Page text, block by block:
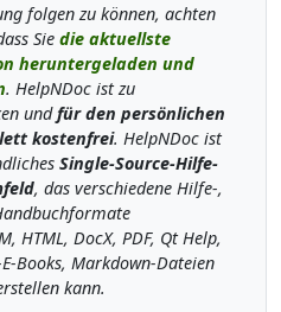
folgen zu können, achten
Sie die aktuellste
heruntergeladen und
. HelpNDoc ist zu
undfür den persönlichen
kostenfrei. HelpNDoc ist
Single-Source-Hilfe-
, das verschiedene Hilfe-,
HTML, DocX, PDF, Qt Help,
Books, Markdown-Dateien
kann.